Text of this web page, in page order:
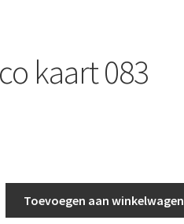
kaart 083
Toevoegen aan winkelwagen